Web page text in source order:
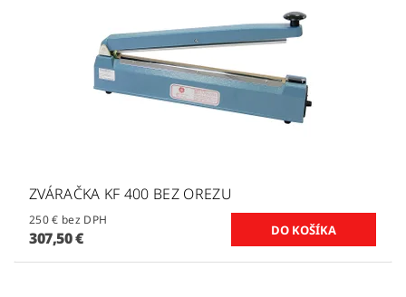
ZVÁRAČKA KF 400 BEZ OREZU
250 € bez DPH
307,50 €